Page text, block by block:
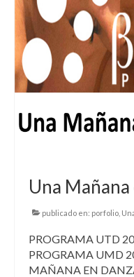
Una
publicado en: porfolio
PROGRAMA UTD
PROGRAMA UMD
MAÑANA EN